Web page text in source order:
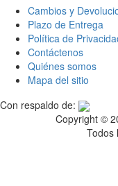
Cambios y
Plazo de Entrega
Política de
Contáctenos
Quiénes somos
Mapa del sitio
Con respaldo de:
Copyright ©
Todos